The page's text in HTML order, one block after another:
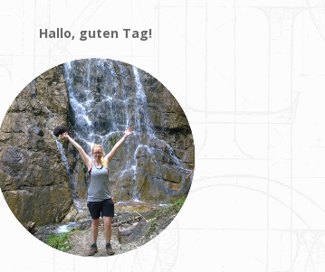
Hallo, guten Tag!